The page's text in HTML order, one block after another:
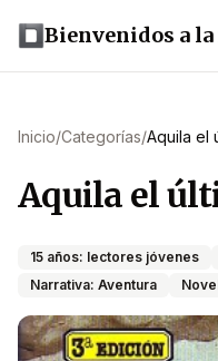
Bienvenidos a
Inicio/Categorías/Aquila el
Aquila el
15 años: lectores jóvenes
Narrativa: Aventura